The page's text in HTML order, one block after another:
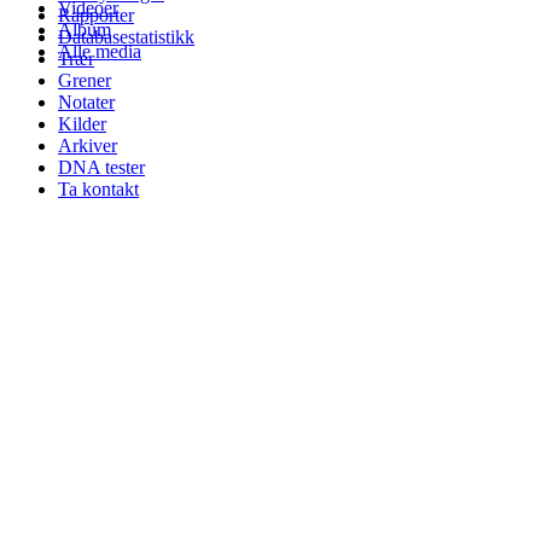
Videoer
Album
Alle media
Rapporter
Databasestatistikk
Trær
Grener
Notater
Kilder
Arkiver
DNA tester
Ta kontakt